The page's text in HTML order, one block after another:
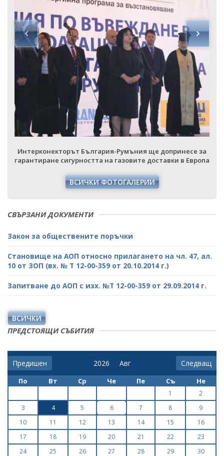
Интерконекторът България-Румъния ще допринесе за
гарантиране сигурността на газовите доставки в Европа
ВСИЧКИ ФОТОГАЛЕРИИ
СВЪРЗАНИ ДОКУМЕНТИ
Закон за обществените поръчки
Становище на АОП относно прилагането на чл. 47, ал.
10 от ЗОП (вх. № Т 12-00-359 от 20.10.2014 г.)
Запитване до АОП с изх. №Т 12-00-359 от 29.09.2014 г.
ВСИЧКИ
ПРЕДСТОЯЩИ СЪБИТИЯ
Предишен Следващ
По Вт Ср Че Пе Съ Не
1
2
3
4 5 6 7 8
9
10
11 12 13 14 15
16
17
18 19 20 21 22
23
24
25 26 27 28 29
30